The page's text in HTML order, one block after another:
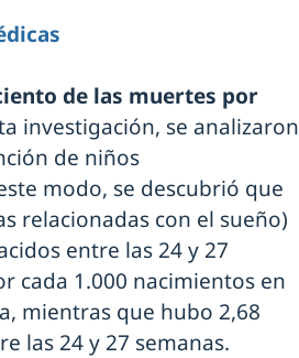
de las muertes por
investigación, se analizaron
de niños
modo, se descubrió que
relacionadas con el sueño)
entre las 24 y 27
cada 1.000 nacimientos en
mientras que hubo 2,68
las 24 y 27 semanas.